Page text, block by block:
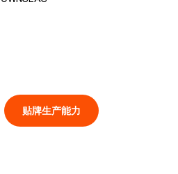
贴牌生产能力